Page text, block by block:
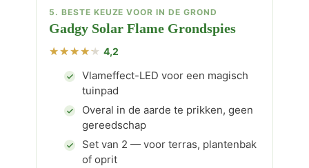
5. BESTE KEUZE VOOR IN DE GROND
Gadgy Solar Flame Grondspies
4,2
Vlameffect-LED voor een magisch
tuinpad
Overal in de aarde te prikken, geen
gereedschap
Set van 2 — voor terras, plantenbak
of oprit